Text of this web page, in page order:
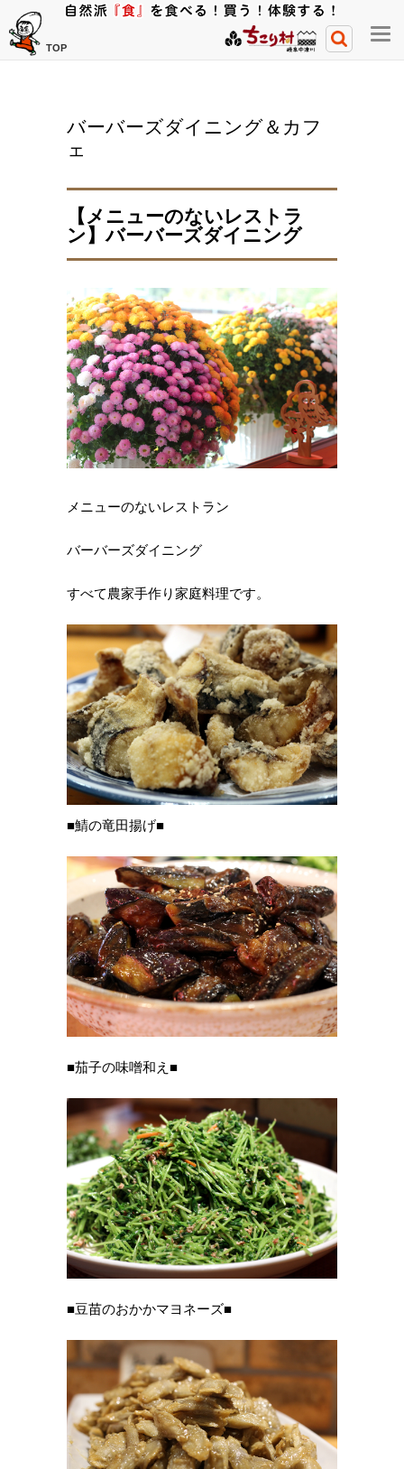
TOP
メ
ニ
バーバーズダイニング＆カフ
ェ
【メニューのないレストラ
ン】バーバーズダイニング
メニューのないレストラン
バーバーズダイニング
すべて農家手作り家庭料理です。
■鯖の竜田揚げ■
■茄子の味噌和え■
■豆苗のおかかマヨネーズ■